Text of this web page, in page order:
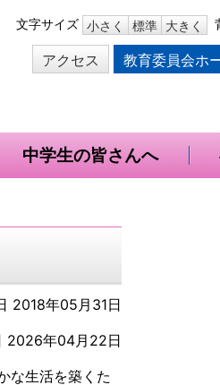
本
文字サイズ 小さく 標準 大きく
アクセス 教育委員会ホ
中学生の皆さんへ
2018年05月31日
2026年04月22日
な生活を築くた